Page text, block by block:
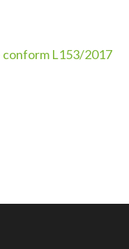
L153/2017